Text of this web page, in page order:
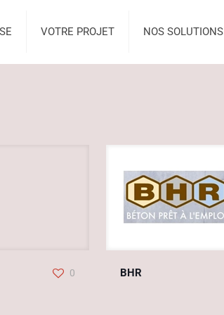
VOTRE PROJET NOS SOLUTIONS
0 BHR